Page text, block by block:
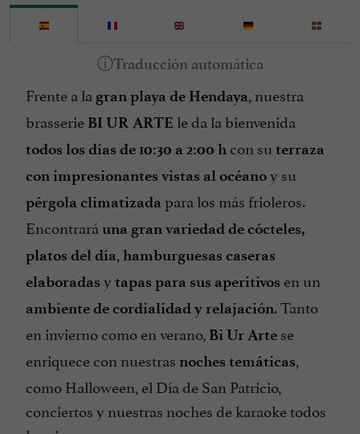
Habla francés
Tarjetas de Crédito admitidas
Terraza
Frente a la gran playa de Hendaya, nuestra
brasserie BI UR ARTE le da la bienvenida
todos los días de 10:30 a 2:00 h con su terraza
con impresionantes vistas al océanoy su
pérgola climatizada para los más frioleros.
Encontrará una gran variedad de cócteles,
platos del día, hamburguesas caseras
elaboradas y tapas para sus aperitivos en un
ambiente de cordialidad y relajación. Tanto
en invierno como en verano, Bi Ur Arte se
enriquece con nuestras noches temáticas,
como Halloween, el Día de San Patricio,
conciertos y nuestras noches de karaoke todos